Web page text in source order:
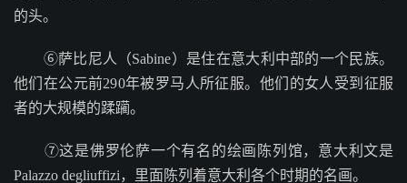
的头。
⑥萨比尼人（Sabine）是住在意大利中部的一个民族。
他们在公元前290年被罗马人所征服。他们的女人受到征服
者的大规模的蹂躏。
⑦这是佛罗伦萨一个有名的绘画陈列馆，意大利文是
Palazzo degliuffizi，里面陈列着意大利各个时期的名画。